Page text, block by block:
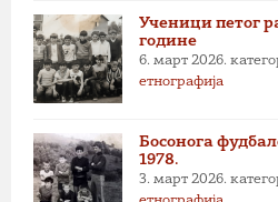
Ученици петог
године
6. март 2026.
етнографија
Босонога
1978.
3. март 2026.